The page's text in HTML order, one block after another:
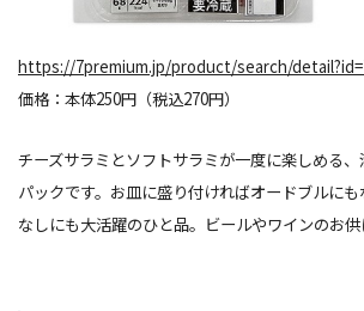
https://7premium.jp/product/search/
価格：本体250円（税込270円）
チーズサラミとソフトサラミが一度に楽しめる
パックです。お皿に盛り付ければオードブルに
なしにも大活躍のひと品。ビールやワインのお供